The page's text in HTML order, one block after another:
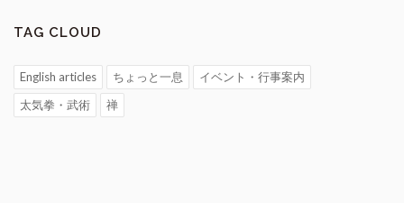
TAG CLOUD
English articles ちょっと一息
イベント・行事案内
太気拳・武術
禅